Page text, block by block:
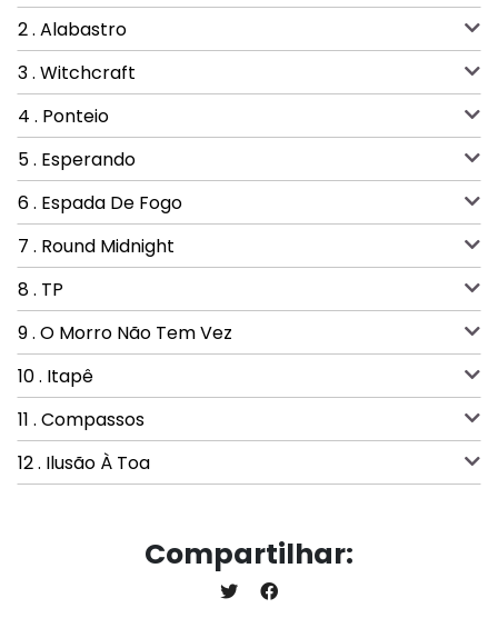
2 . Alabastro
3 . Witchcraft
4 . Ponteio
5 . Esperando
6 . Espada De Fogo
7 . Round Midnight
8 . TP
9 . O Morro Não Tem Vez
10 . Itapê
11 . Compassos
12 . Ilusão À Toa
Compartilhar: